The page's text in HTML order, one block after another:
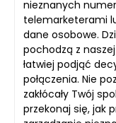
nieznanych
telemarketerami
dane osobowe.
pochodzą z
łatwiej podjąć
połączenia. Nie
zakłócały Twój
przekonaj się, jak